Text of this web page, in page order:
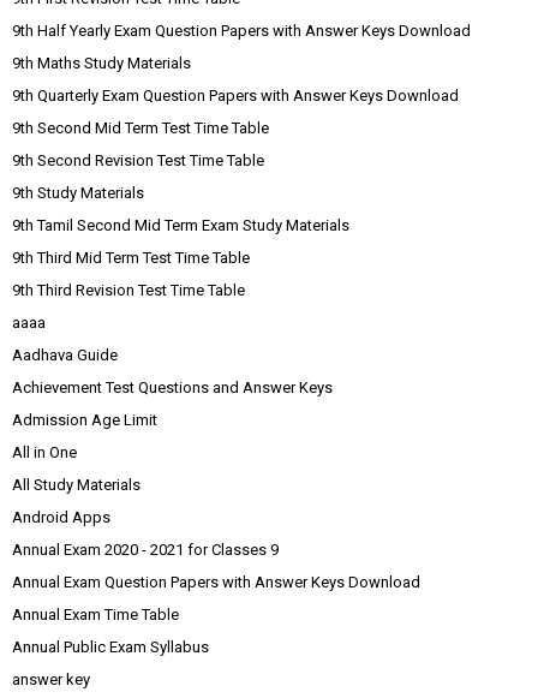
9th Half Yearly Exam Question Papers with Answer Keys Download
9th Maths Study Materials
9th Quarterly Exam Question Papers with Answer Keys Download
9th Second Mid Term Test Time Table
9th Second Revision Test Time Table
9th Study Materials
9th Tamil Second Mid Term Exam Study Materials
9th Third Mid Term Test Time Table
9th Third Revision Test Time Table
aaaa
Aadhava Guide
Achievement Test Questions and Answer Keys
Admission Age Limit
All in One
All Study Materials
Android Apps
Annual Exam 2020 - 2021 for Classes 9
Annual Exam Question Papers with Answer Keys Download
Annual Exam Time Table
Annual Public Exam Syllabus
answer key